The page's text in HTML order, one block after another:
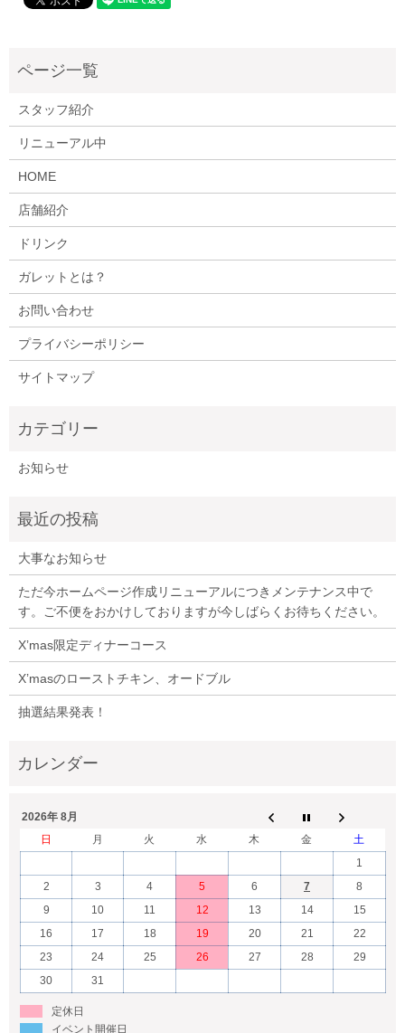
スタッフ紹介
リニューアル中
HOME
店舗紹介
ドリンク
ガレットとは？
お問い合わせ
プライバシーポリシー
サイトマップ
お知らせ
大事なお知らせ
ただ今ホームページ作成リニューアルにつきメンテナンス中で
す。ご不便をおかけしておりますが今しばらくお待ちください。
X’mas限定ディナーコース
X’masのローストチキン、オードブル
抽選結果発表！
2026年 8月
日
月 火 水 木 金
土
1
2
3 4 5 6 7
8
9
10 11 12 13 14
15
16
17 18 19 20 21
22
23
24 25 26 27 28
29
30
31
定休日
イベント開催日